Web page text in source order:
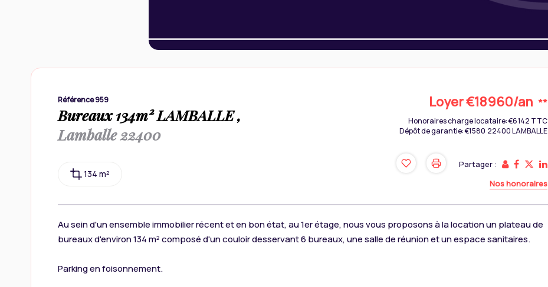
Référence 959
Bureaux 134m² LAMBALLE ,
Lamballe 22400
134 m²
Loyer €18 960/an **
Honoraires charge locataire: €6 142 TTC
Dépôt de garantie: €1 580 22400 LAMBALLE
Partager :
Nos honoraires
Au sein d'un ensemble immobilier récent et en bon état, au 1er étage, nous vous proposons à la location un plateau de
bureaux d'environ 134 m² composé d'un couloir desservant 6 bureaux, une salle de réunion et un espace sanitaires.
Parking en foisonnement.